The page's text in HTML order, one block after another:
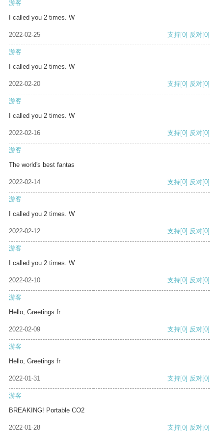
游客
I called you 2 times. W
2022-02-25 支持[0] 反对[0]
游客
I called you 2 times. W
2022-02-20 支持[0] 反对[0]
游客
I called you 2 times. W
2022-02-16 支持[0] 反对[0]
游客
The world's best fantas
2022-02-14 支持[0] 反对[0]
游客
I called you 2 times. W
2022-02-12 支持[0] 反对[0]
游客
I called you 2 times. W
2022-02-10 支持[0] 反对[0]
游客
Hello, Greetings fr
2022-02-09 支持[0] 反对[0]
游客
Hello, Greetings fr
2022-01-31 支持[0] 反对[0]
游客
BREAKING! Portable CO2
2022-01-28 支持[0] 反对[0]